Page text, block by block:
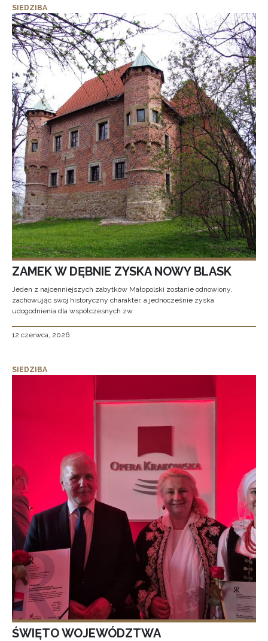
SIEDZIBA
ZAMEK W DĘBNIE ZYSKA NOWY BLASK
Jeden z najcenniejszych zabytków Małopolski zostanie odnowiony,
zachowując swój historyczny charakter, a jednocześnie zyska
udogodnienia dla współczesnych zw
12 czerwca, 2026
SIEDZIBA
ŚWIĘTO WOJEWÓDZTWA